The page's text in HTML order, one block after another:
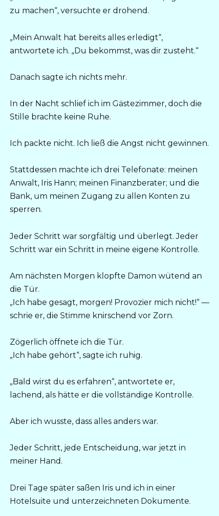
zu machen“, versuchte er drohend.
„Mein Anwalt hat bereits alles erledigt“,
antwortete ich. „Du bekommst, was dir zusteht.“
Danach sagte ich nichts mehr.
In der Nacht schlief ich im Gästezimmer, doch die
Stille brachte keine Ruhe.
Ich packte nicht. Ich ließ die Angst nicht gewinnen.
Stattdessen machte ich drei Telefonate: meinen
Anwalt, Iris Hann; meinen Finanzberater; und die
Bank, um meinen Zugang zu allen Konten zu
sperren.
Jeder Schritt war sorgfältig und überlegt. Jeder
Schritt war ein Schritt in meine eigene Kontrolle.
Am nächsten Morgen klopfte Damon wütend an
die Tür.
„Ich habe gesagt, morgen! Provozier mich nicht!“ —
schrie er, die Stimme knirschend vor Zorn.
Zögerlich öffnete ich die Tür.
„Ich habe gehört“, sagte ich ruhig.
„Bald wirst du es erfahren“, antwortete er,
lachend, als hätte er die vollständige Kontrolle.
Aber ich wusste, dass alles anders war.
Jeder Schritt, jede Entscheidung, war jetzt in
meiner Hand.
Drei Tage später saßen Iris und ich in einer
Hotelsuite und unterzeichneten Dokumente.